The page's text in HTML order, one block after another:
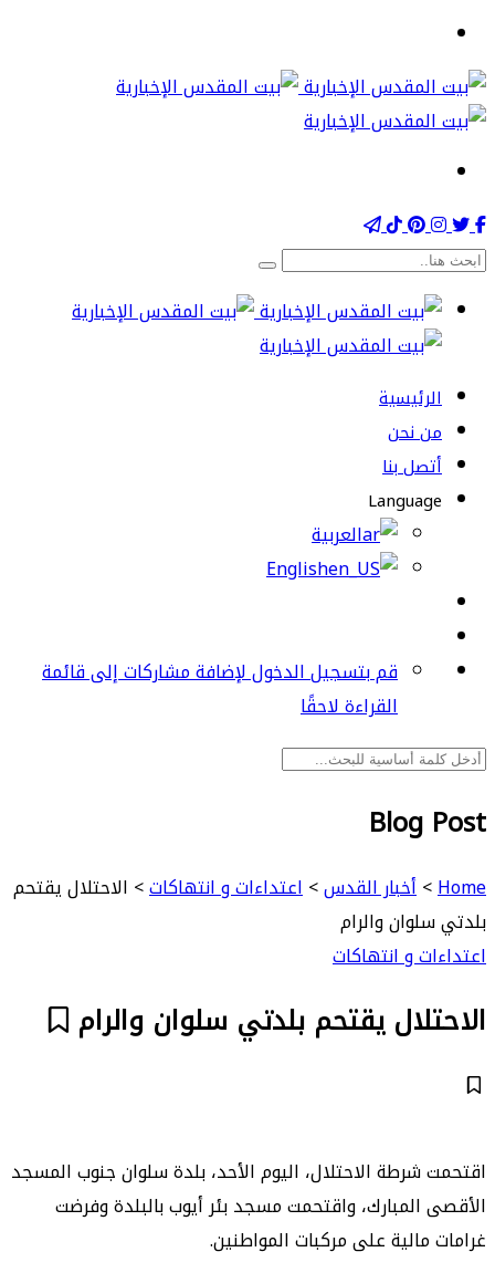
الرئيسية
من نحن
أتصل بنا
Language
العربية
English
قم بتسجيل الدخول لإضافة مشاركات إلى قائمة
القراءة لاحقًا
Blog Post
Home
>أخبار القدس>اعتداءات و انتهاكات> الاحتلال يقتحم
بلدتي سلوان والرام
اعتداءات و انتهاكات
الاحتلال يقتحم بلدتي سلوان والرام
اقتحمت شرطة الاحتلال، اليوم الأحد، بلدة سلوان جنوب المسجد
الأقصى المبارك، واقتحمت مسجد بئر أيوب بالبلدة وفرضت
غرامات مالية على مركبات المواطنين.